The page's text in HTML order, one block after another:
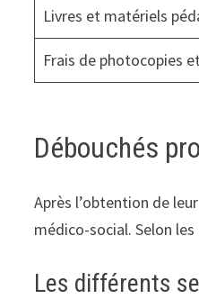
Livres et matériels
Frais de photocopies
Débouchés
Après l’obtention de
médico-social. Selon
Les différents